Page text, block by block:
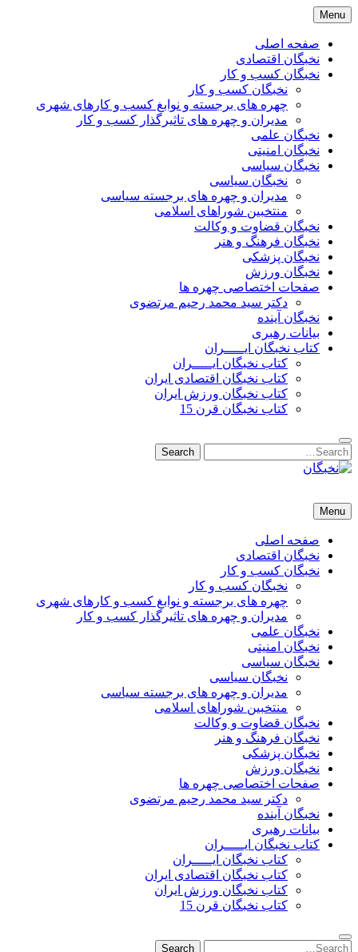
Skip
to
content
Menu
صفحه اصلی
نخبگان اقتصادی
نخبگان کسب و کار
نخبگان کسب و کار
چهره های برجسته و نوابغ کسب و کارهای شهری
مدیران و چهره های تاثیرگذار کسب و کار
نخبگان علمی
نخبگان امنیتی
نخبگان سیاسی
نخبگان سیاسی
مدیران و چهره های برجسته سیاسی
منتخبین شوراهای اسلامی
نخبگان قضاوت و وکالت
نخبگان فرهنگ و هنر
نخبگان پزشکی
نخبگان ورزش
صفحات اختصاصی چهره ها
دکتر سید محمد رحیم مرتضوی
نخبگان آینده
بیانات رهبری
کتاب نخبگان ایـــــران
کتاب نخبگان ایـــــران
کتاب نخبگان اقتصادی ایران
کتاب نخبگان ورزش ایران
کتاب نخبگان قرن 15
Search
for:
Search
نخبگان تایمز/ کتاب نخبگان + پورتال رسمی کتاب نخبگان ایران –
ورزش ایران – کتاب نخبگان کسب و کار ایران – کتاب نخبگان ایران
Menu
صفحه اصلی
نخبگان اقتصادی
نخبگان کسب و کار
نخبگان کسب و کار
چهره های برجسته و نوابغ کسب و کارهای شهری
مدیران و چهره های تاثیرگذار کسب و کار
نخبگان علمی
نخبگان امنیتی
نخبگان سیاسی
نخبگان سیاسی
مدیران و چهره های برجسته سیاسی
منتخبین شوراهای اسلامی
نخبگان قضاوت و وکالت
نخبگان فرهنگ و هنر
نخبگان پزشکی
نخبگان ورزش
صفحات اختصاصی چهره ها
دکتر سید محمد رحیم مرتضوی
نخبگان آینده
بیانات رهبری
کتاب نخبگان ایـــــران
کتاب نخبگان ایـــــران
کتاب نخبگان اقتصادی ایران
کتاب نخبگان ورزش ایران
کتاب نخبگان قرن 15
Search
Search